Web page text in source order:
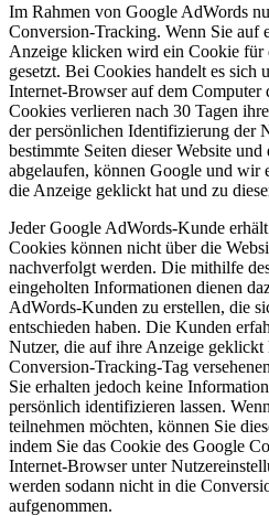
Im Rahmen von Google AdWords
Conversion-Tracking. Wenn Sie auf
Anzeige klicken wird ein Cookie für
gesetzt. Bei Cookies handelt es sich
Internet-Browser auf dem Computer
Cookies verlieren nach 30 Tagen
der persönlichen Identifizierung der
bestimmte Seiten dieser Website
abgelaufen, können Google und wir
die Anzeige geklickt hat und zu
Jeder Google AdWords-Kunde
Cookies können nicht über die
nachverfolgt werden. Die mithilfe
eingeholten Informationen dienen
AdWords-Kunden zu erstellen, die
entschieden haben. Die Kunden
Nutzer, die auf ihre Anzeige geklickt
Conversion-Tracking-Tag
Sie erhalten jedoch keine
persönlich identifizieren lassen.
teilnehmen möchten, können Sie
indem Sie das Cookie des Google
Internet-Browser unter
werden sodann nicht in die
aufgenommen.